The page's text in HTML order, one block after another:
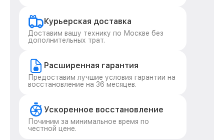
Курьерская доставка
Доставим вашу технику по Москве без
дополнительных трат.
Расширенная гарантия
Предоставим лучшие условия гарантии на
восстановление на 36 месяцев.
Ускоренное восстановление
Починим за минимальное время по
честной цене.